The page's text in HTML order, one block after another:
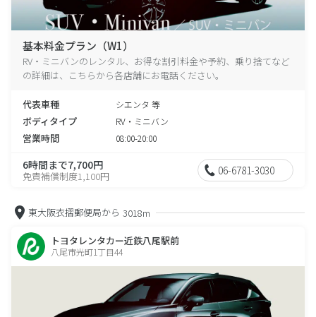
基本料金プラン（W1）
RV・ミニバンのレンタル、お得な割引料金や予約、乗り捨てなど
の詳細は、こちらから各店舗にお電話ください。
代表車種 シエンタ 等
ボディタイプ RV・ミニバン
営業時間 08:00-20:00
6時間まで7,700円
免責補償制度1,100円 06-6781-3030
東大阪衣摺郵便局から 3018m
トヨタレンタカー近鉄八尾駅前
八尾市光町1丁目44